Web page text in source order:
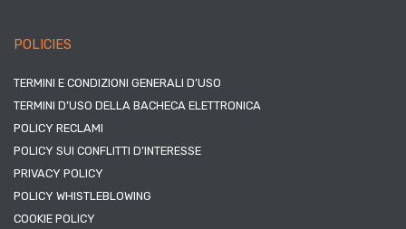
POLICIES
TERMINI E CONDIZIONI GENERALI D’USO
TERMINI D’USO DELLA BACHECA ELETTRONICA
POLICY RECLAMI
POLICY SUI CONFLITTI D’INTERESSE
PRIVACY POLICY
POLICY WHISTLEBLOWING
COOKIE POLICY